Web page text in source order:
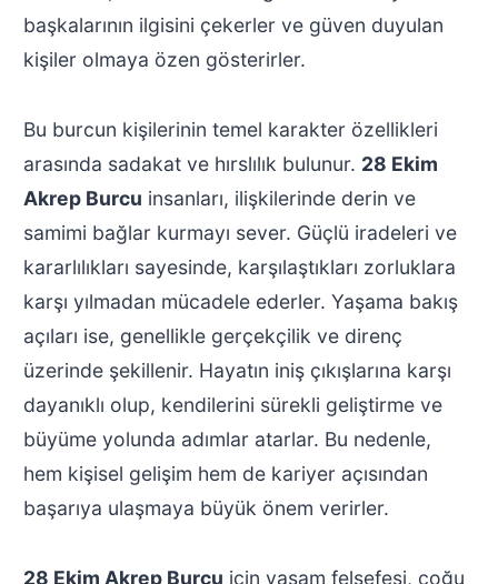
başkalarının ilgisini çekerler ve güven duyulan
kişiler olmaya özen gösterirler.
Bu burcun kişilerinin temel karakter özellikleri
arasında sadakat ve hırslılık bulunur. 28 Ekim
Akrep Burcu insanları, ilişkilerinde derin ve
samimi bağlar kurmayı sever. Güçlü iradeleri ve
kararlılıkları sayesinde, karşılaştıkları zorluklara
karşı yılmadan mücadele ederler. Yaşama bakış
açıları ise, genellikle gerçekçilik ve direnç
üzerinde şekillenir. Hayatın iniş çıkışlarına karşı
dayanıklı olup, kendilerini sürekli geliştirme ve
büyüme yolunda adımlar atarlar. Bu nedenle,
hem kişisel gelişim hem de kariyer açısından
başarıya ulaşmaya büyük önem verirler.
28 Ekim Akrep Burcu için yaşam felsefesi, çoğu